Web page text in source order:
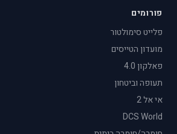
פורומים
פלייט סימולטור
מועדון הטייסים
פאלקון 4.0
תעופה וביטחון
אי אל 2
DCS World